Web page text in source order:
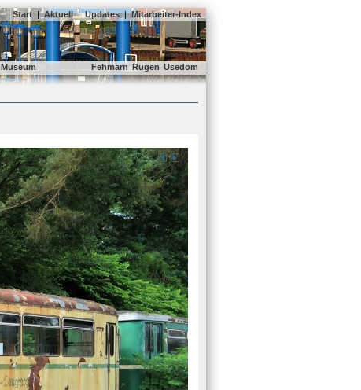
Start | Aktuell | Updates | Mitarbeiter-Index
Museum Fehmarn Rügen Usedom